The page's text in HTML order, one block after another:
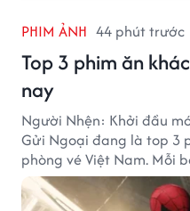
PHIM ẢNH 44 phút trước
Top 3 phim ăn
nay
Người Nhện: Khởi đầu
Gửi Ngoại đang là top 3
phòng vé Việt Nam. Mỗi
sắc khác nhau nhưng
doanh thu đáng chú ý.